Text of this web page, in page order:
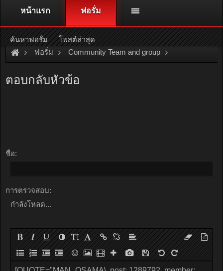
ติดต่อลงโฆษณา racingweb@gmail.comหรือโทร. 081-811-1138
หรืออ่านรายละเอียดเพิ่มเติม คลิกที่นี่
ฟอรั่ม Community Team and group
ตอบกลับหัวข้อ
ชื่อ:
การตรวจสอบ:
กำลังโหลด...
หน้าแรก ฟอรั่ม
ค้นหาฟอรั่ม โพสต์ล่าสุด